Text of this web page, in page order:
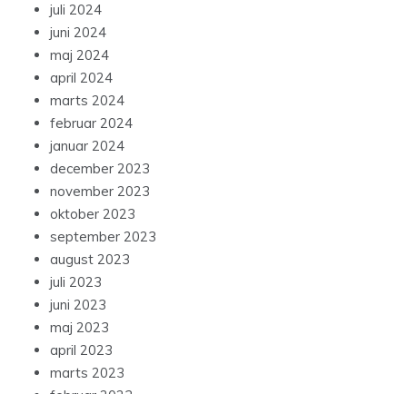
juli 2024
juni 2024
maj 2024
april 2024
marts 2024
februar 2024
januar 2024
december 2023
november 2023
oktober 2023
september 2023
august 2023
juli 2023
juni 2023
maj 2023
april 2023
marts 2023